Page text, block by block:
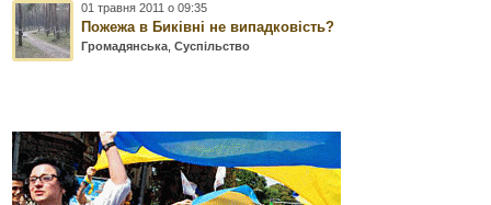
01 травня 2011 о 09:35
Пожежа в Биківні не випадковість?
Громадянська ,Суспільство